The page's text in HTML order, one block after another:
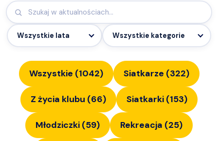
Wszystkie (1042) Siatkarze (322)
Z życia klubu (66) Siatkarki (153)
Młodziczki (59) Rekreacja (25)